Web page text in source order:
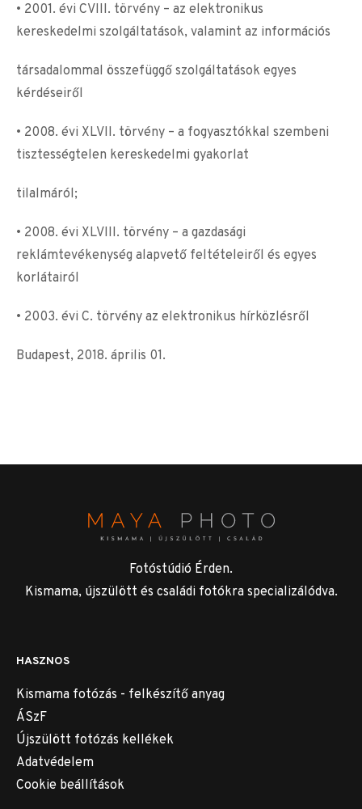
• 2001. évi CVIII. törvény – az elektronikus
kereskedelmi szolgáltatások, valamint az információs
társadalommal összefüggő szolgáltatások egyes
kérdéseiről
• 2008. évi XLVII. törvény – a fogyasztókkal szembeni
tisztességtelen kereskedelmi gyakorlat
tilalmáról;
• 2008. évi XLVIII. törvény – a gazdasági
reklámtevékenység alapvető feltételeiről és egyes
korlátairól
• 2003. évi C. törvény az elektronikus hírközlésről
Budapest, 2018. április 01.
Fotóstúdió Érden.
Kismama, újszülött és családi fotókra specializálódva.
HASZNOS
Kismama fotózás - felkészítő anyag
ÁSzF
Újszülött fotózás kellékek
Adatvédelem
Cookie beállítások